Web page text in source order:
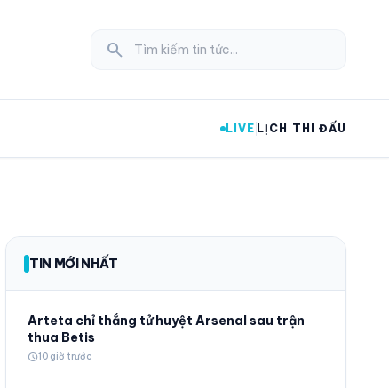
search
LIVE LỊCH THI ĐẤU
TIN MỚI NHẤT
Arteta chỉ thẳng tử huyệt Arsenal sau trận
thua Betis
schedule10 giờ trước